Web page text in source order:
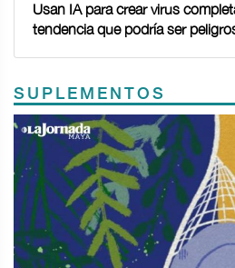
Usan IA para crear virus
tendencia que podría ser
SUPLEMENTOS